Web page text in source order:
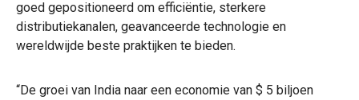
goed gepositioneerd om efficiëntie, sterkere
distributiekanalen, geavanceerde technologie en
wereldwijde beste praktijken te bieden.
“De groei van India naar een economie van $ 5 biljoen